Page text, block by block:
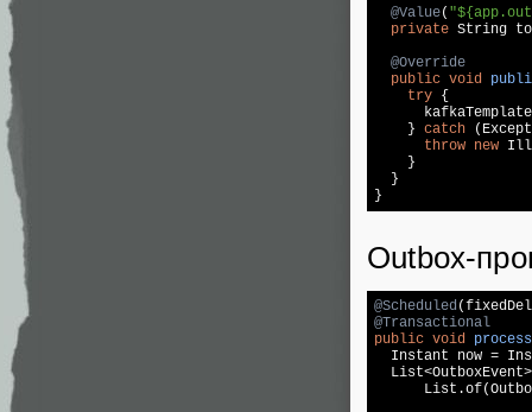
@Value(
private String
@Override
public void
try {
    }
catch
throw new
    }
  }
}
Outbox-
@Scheduled
@Transactional
public void
Instant now =